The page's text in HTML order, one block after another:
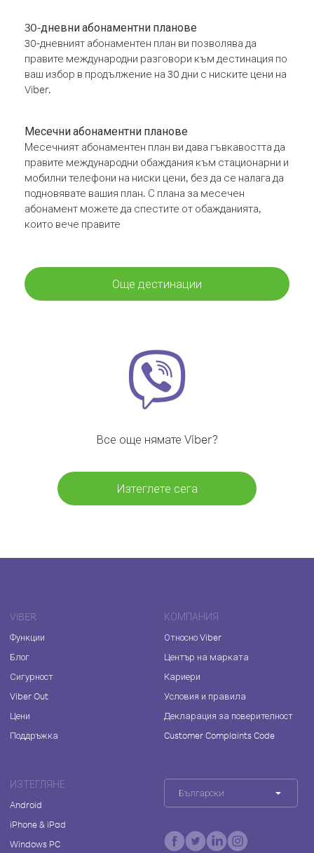
30-дневни абонаментни планове
30-дневният абонаментен план ви позволява да
правите международни разговори към дестинация по
ваш избор в продължение на 30 дни с ниските цени на
Viber.
Месечни абонаментни планове
Месечният абонаментен план ви дава гъвкавостта да
правите международни обаждания към стационарни и
мобилни телефони на ниски цени, без да се налага да
подновявате вашия план. С плана за месечен
абонамент можете да спестите от обажданията,
които вече правите
Още дестинации
Все още нямате Viber?
Изтеглете сега
VIBER
Функции
Блог
Сигурност
Viber Out
Цени
Поддръжка
КОМПАНИЯ
Относно Viber
Център на марката
Кариери
Условия и правила
Декларация за поверителност
Customer Complaints Code
ИЗТЕГЛЯНЕ
Android
iPhone & iPad
Windows PC
Български